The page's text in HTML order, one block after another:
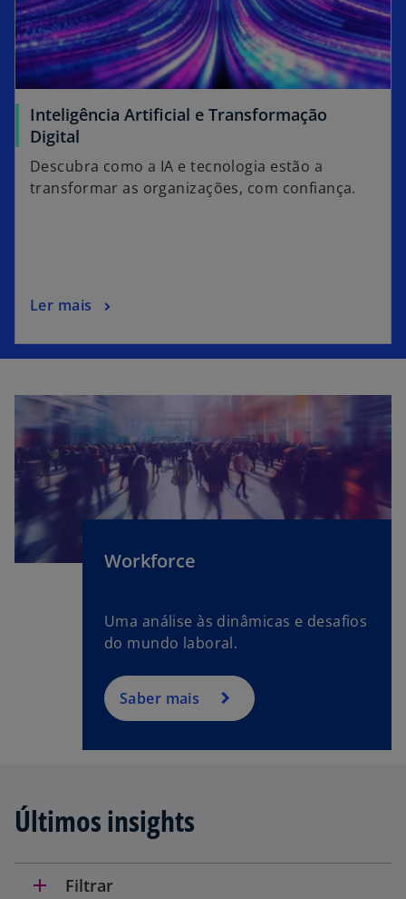
Inteligência Artificial e Transformação
Digital
Descubra como a IA e tecnologia estão a
transformar as organizações, com confiança.
Ler mais
Workforce
Uma análise às dinâmicas e desafios
do mundo laboral.
Saber mais
Últimos insights
add Filtrar